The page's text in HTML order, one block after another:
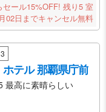
セール15%OFF! 残り5 室
02日までキャンセル無料
テル 那覇県庁前
最高に素晴らしい